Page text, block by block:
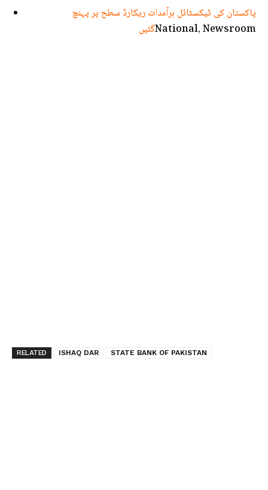
پاکستان کی ٹیکسٹائل برآمدات ریکارڈ سطح پر پہنچ
گئیںNational, Newsroom
RELATED ISHAQ DAR STATE BANK OF PAKISTAN